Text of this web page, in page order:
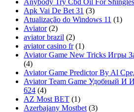
Anybody Try Cbd Oil For
Apk Vai De Bet 31 (3)
Atualização do Windows 11 (1)
Aviator(2)
aviator brazil (2)
aviator casino fr(1)
Aviator Game New Tricks Игры
(4)
Aviator Game Predictor By Al
Aviator Team Game Удобный И
624 (4)
AZ Most BET (1)
Azerbajany Mostbet (3)